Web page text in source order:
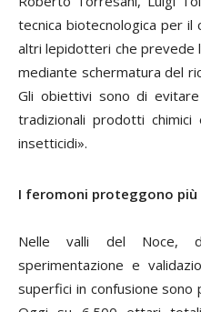
tecnica biotecnologica per il
altri lepidotteri che prevede
mediante schermatura del
Gli obiettivi sono di
tradizionali prodotti chimici
insetticidi».
I feromoni proteggono
Nelle valli del Noce,
sperimentazione e
superfici in confusione